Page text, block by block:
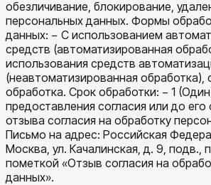
обезличивание, блокирование,
персональных данных. Формы
данных: − С использованием
средств (автоматизированная
использования средств
(неавтоматизированная обработка),
обработка. Срок обработки: − 1
предоставления согласия или до
отзыва согласия на обработку
Письмо на адрес: Российская
Москва, ул. Качалинская, д. 9, подв.,
пометкой «Отзыв согласия на
данных».